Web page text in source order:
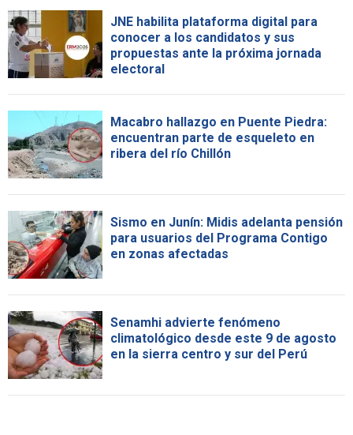
JNE habilita plataforma digital para
conocer a los candidatos y sus
propuestas ante la próxima jornada
electoral
Macabro hallazgo en Puente Piedra:
encuentran parte de esqueleto en
ribera del río Chillón
Sismo en Junín: Midis adelanta pensión
para usuarios del Programa Contigo
en zonas afectadas
Senamhi advierte fenómeno
climatológico desde este 9 de agosto
en la sierra centro y sur del Perú